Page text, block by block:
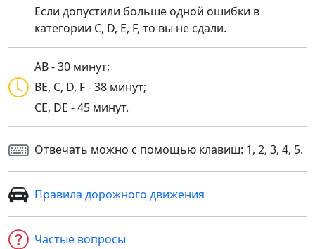
Если допустили больше одной ошибки в
категории C, D, E, F, то вы не сдали.
AB - 30 минут;
BE, C, D, F - 38 минут;
CE, DE - 45 минут.
Отвечать можно с помощью клавиш: 1, 2, 3, 4, 5.
Правила дорожного движения
Частые вопросы